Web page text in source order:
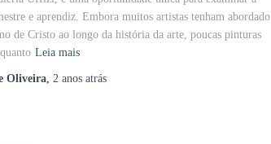
e aprendiz. Embora muitos artistas tenham abordado
de Cristo ao longo da história da arte, poucas pinturas
Leia mais
Oliveira, 2 anos atrás